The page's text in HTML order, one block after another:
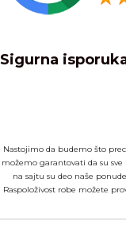
Sigurna
Nastojimo da budemo što
možemo garantovati da su
na sajtu su deo naše
Raspoloživost robe možete